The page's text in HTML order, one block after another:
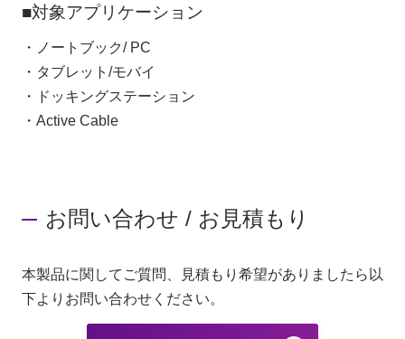
■対象アプリケーション
・ノートブック/ PC
・タブレット/モバイ
・ドッキングステーション
・Active Cable
お問い合わせ / お見積もり
本製品に関してご質問、見積もり希望がありましたら以
下よりお問い合わせください。